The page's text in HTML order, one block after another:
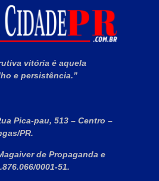
vitória é aquela
e persistência.”
Pica-pau, 513 – Centro –
PR.
de Propaganda e
0001-51.